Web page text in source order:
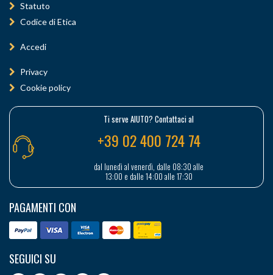
Statuto
Codice di Etica
Accedi
Privacy
Cookie policy
Ti serve AIUTO? Contattaci al
+39 02 400 724 74
dal lunedì al venerdì, dalle 08:30 alle
13:00 e dalle 14:00 alle 17:30
PAGAMENTI CON
SEGUICI SU